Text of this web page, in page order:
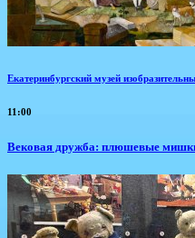
Екатеринбургский музей
11:00
Вековая дружба: плюшевые